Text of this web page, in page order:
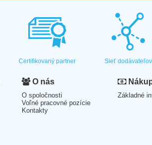
Certifikovaný partner Sieť dodávateľov
O nás
O spoločnosti
Voľné pracovné pozície
Kontakty
Základné